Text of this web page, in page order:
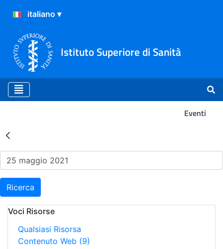
Istituto Superiore di Sanità
Eventi
Risultati della Ricerca -
Ricerca
Voci Risorse
Qualsiasi Risorsa
Contenuto Web (9)